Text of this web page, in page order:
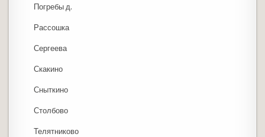
Погребы д.
Рассошка
Сергеева
Скакино
Сныткино
Столбово
Телятниково